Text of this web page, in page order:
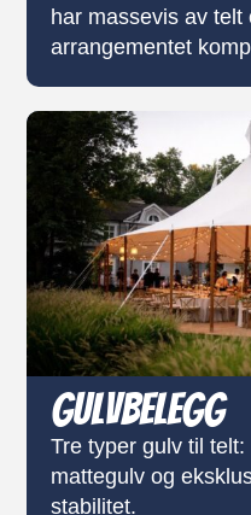
har massevis av
arrangementet
Gulvbelegg
Tre typer gulv til
mattegulv og
stabilitet.